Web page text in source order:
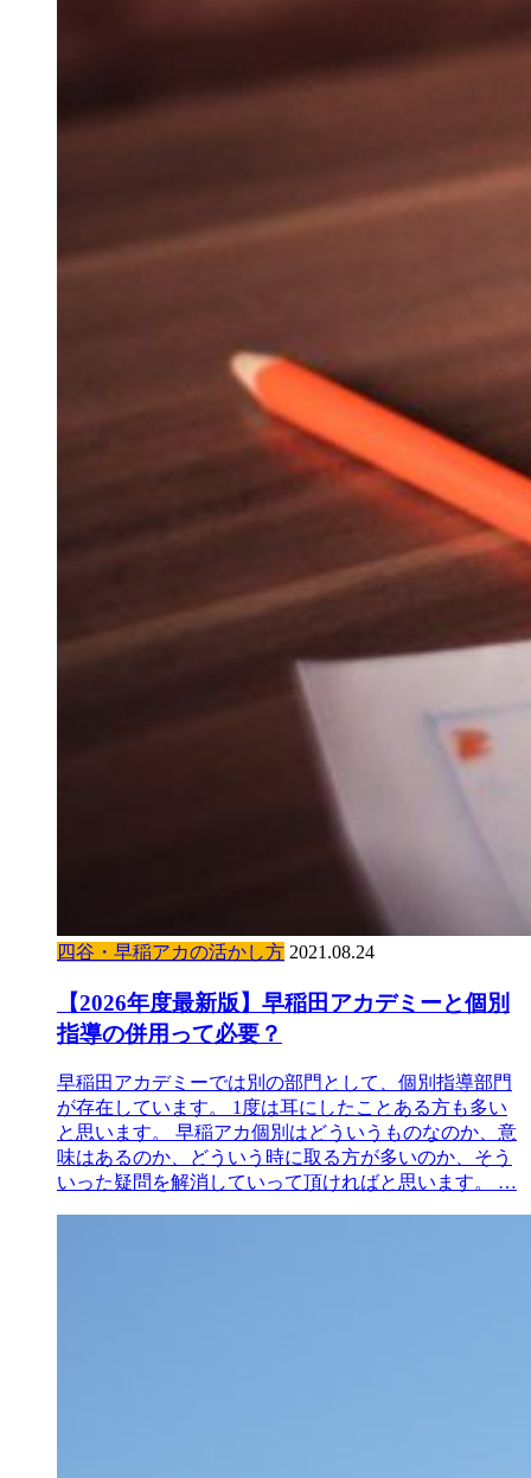
四谷・早稲アカの活かし方 2021.08.24
【2026年度最新版】早稲田アカデミーと個別
指導の併用って必要？
早稲田アカデミーでは別の部門として、個別指導部門
が存在しています。 1度は耳にしたことある方も多い
と思います。 早稲アカ個別はどういうものなのか、意
味はあるのか、どういう時に取る方が多いのか、そう
いった疑問を解消していって頂ければと思います。 …